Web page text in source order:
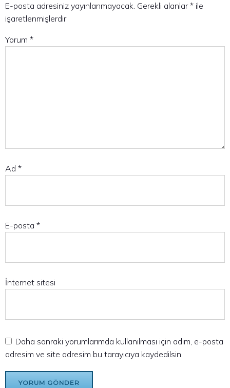
E-posta adresiniz yayınlanmayacak. Gerekli alanlar* ile
işaretlenmişlerdir
Yorum *
Ad *
E-posta *
İnternet sitesi
Daha sonraki yorumlarımda kullanılması için adım, e-posta
adresim ve site adresim bu tarayıcıya kaydedilsin.